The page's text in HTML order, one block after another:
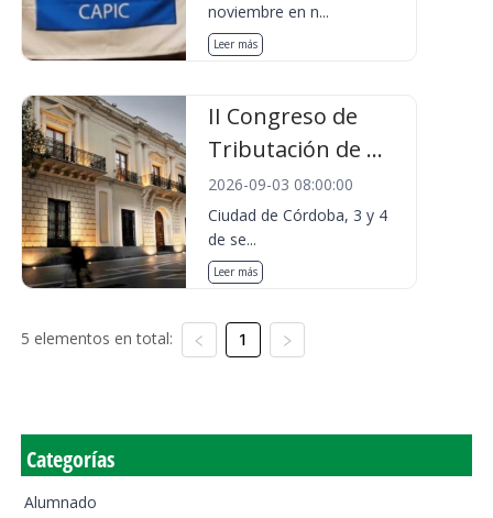
noviembre en n...
Leer más
II Congreso de
Tributación de ...
2026-09-03 08:00:00
Ciudad de Córdoba, 3 y 4
de se...
Leer más
5 elementos en total: 1
Categorías
Alumnado